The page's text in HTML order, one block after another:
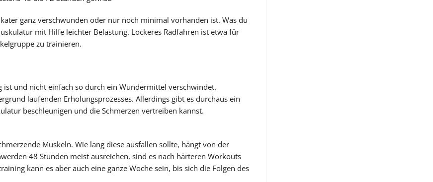
ganz verschwunden oder nur noch minimal vorhanden ist. Was du
mit Hilfe leichter Belastung. Lockeres Radfahren ist etwa für
zu trainieren.
ist und nicht einfach so durch ein Wundermittel verschwindet.
laufenden Erholungsprozesses. Allerdings gibt es durchaus ein
beschleunigen und die Schmerzen vertreiben kannst.
Muskeln. Wie lang diese ausfallen sollte, hängt von der
48 Stunden meist ausreichen, sind es nach härteren Workouts
kann es aber auch eine ganze Woche sein, bis sich die Folgen des